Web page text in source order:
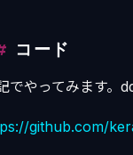
コード
でやってみます。
github.com/